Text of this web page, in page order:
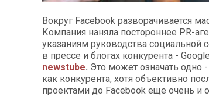
Вокруг Facebook разворачивается
Компания наняла постороннее PR-
указаниям руководства социальной
в прессе и блогах конкурента -
newstube. Это может означать одно -
как конкурента, хотя объективно
проектами до Facebook еще очень и